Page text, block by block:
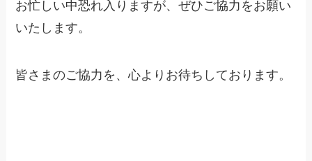
お忙しい中恐れ入りますが、ぜひご協力をお願い
いたします。
皆さまのご協力を、心よりお待ちしております。